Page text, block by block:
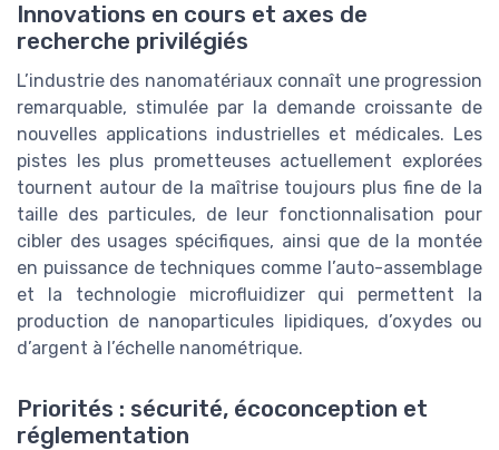
Innovations en cours et axes de
recherche privilégiés
L’industrie des nanomatériaux connaît une progression
remarquable, stimulée par la demande croissante de
nouvelles applications industrielles et médicales. Les
pistes les plus prometteuses actuellement explorées
tournent autour de la maîtrise toujours plus fine de la
taille des particules, de leur fonctionnalisation pour
cibler des usages spécifiques, ainsi que de la montée
en puissance de techniques comme l’auto-assemblage
et la technologie microfluidizer qui permettent la
production de nanoparticules lipidiques, d’oxydes ou
d’argent à l’échelle nanométrique.
Priorités : sécurité, écoconception et
réglementation